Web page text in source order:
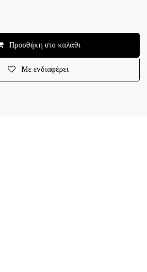
Προσθήκη στο καλάθι
Με ενδιαφέρει